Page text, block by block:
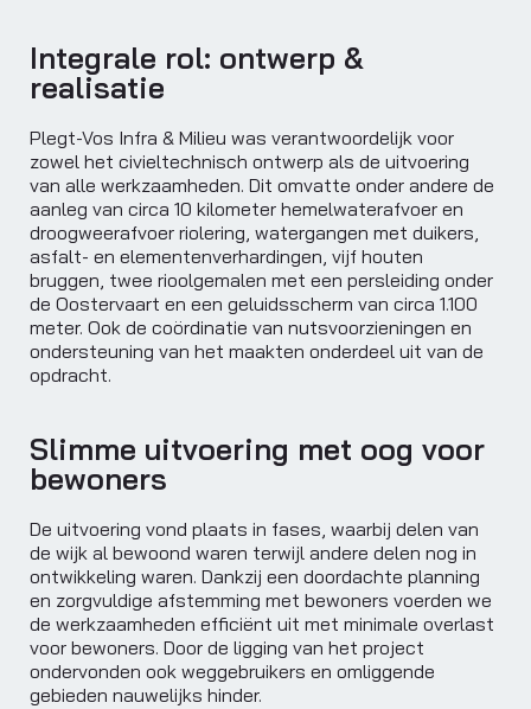
Integrale rol: ontwerp &
realisatie
Plegt-Vos Infra & Milieu was verantwoordelijk voor
zowel het civieltechnisch ontwerp als de uitvoering
van alle werkzaamheden. Dit omvatte onder andere de
aanleg van circa 10 kilometer hemelwaterafvoer en
droogweerafvoer riolering, watergangen met duikers,
asfalt- en elementenverhardingen, vijf houten
bruggen, twee rioolgemalen met een persleiding onder
de Oostervaart en een geluidsscherm van circa 1.100
meter. Ook de coördinatie van nutsvoorzieningen en
ondersteuning van het maakten onderdeel uit van de
opdracht.
Slimme uitvoering met oog voor
bewoners
De uitvoering vond plaats in fases, waarbij delen van
de wijk al bewoond waren terwijl andere delen nog in
ontwikkeling waren. Dankzij een doordachte planning
en zorgvuldige afstemming met bewoners voerden we
de werkzaamheden efficiënt uit met minimale overlast
voor bewoners. Door de ligging van het project
ondervonden ook weggebruikers en omliggende
gebieden nauwelijks hinder.